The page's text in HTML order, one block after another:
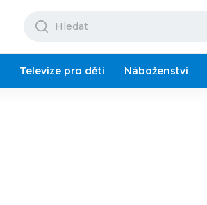
Televize pro děti Náboženství